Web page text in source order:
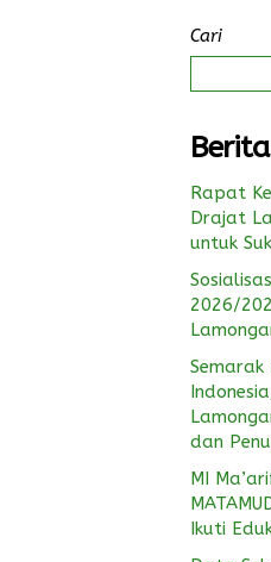
Cari
Rapat
Drajat
untuk
2026/
Semarak
dan
MI
Ikuti